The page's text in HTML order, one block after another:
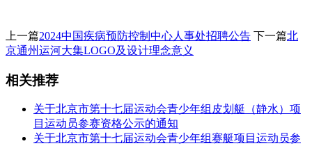
上一篇2024中国疾病预防控制中心人事处招聘公告 下一篇北
京通州运河大集LOGO及设计理念意义
相关推荐
关于北京市第十七届运动会青少年组皮划艇（静水）项
目运动员参赛资格公示的通知
关于北京市第十七届运动会青少年组赛艇项目运动员参